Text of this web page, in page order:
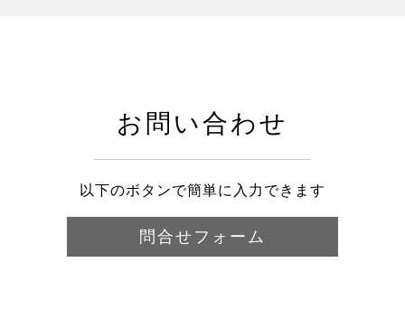
お問い合わせ
以下のボタンで簡単に入力できます
問合せフォーム